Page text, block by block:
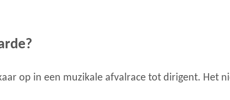
op in een muzikale afvalrace tot dirigent. Het